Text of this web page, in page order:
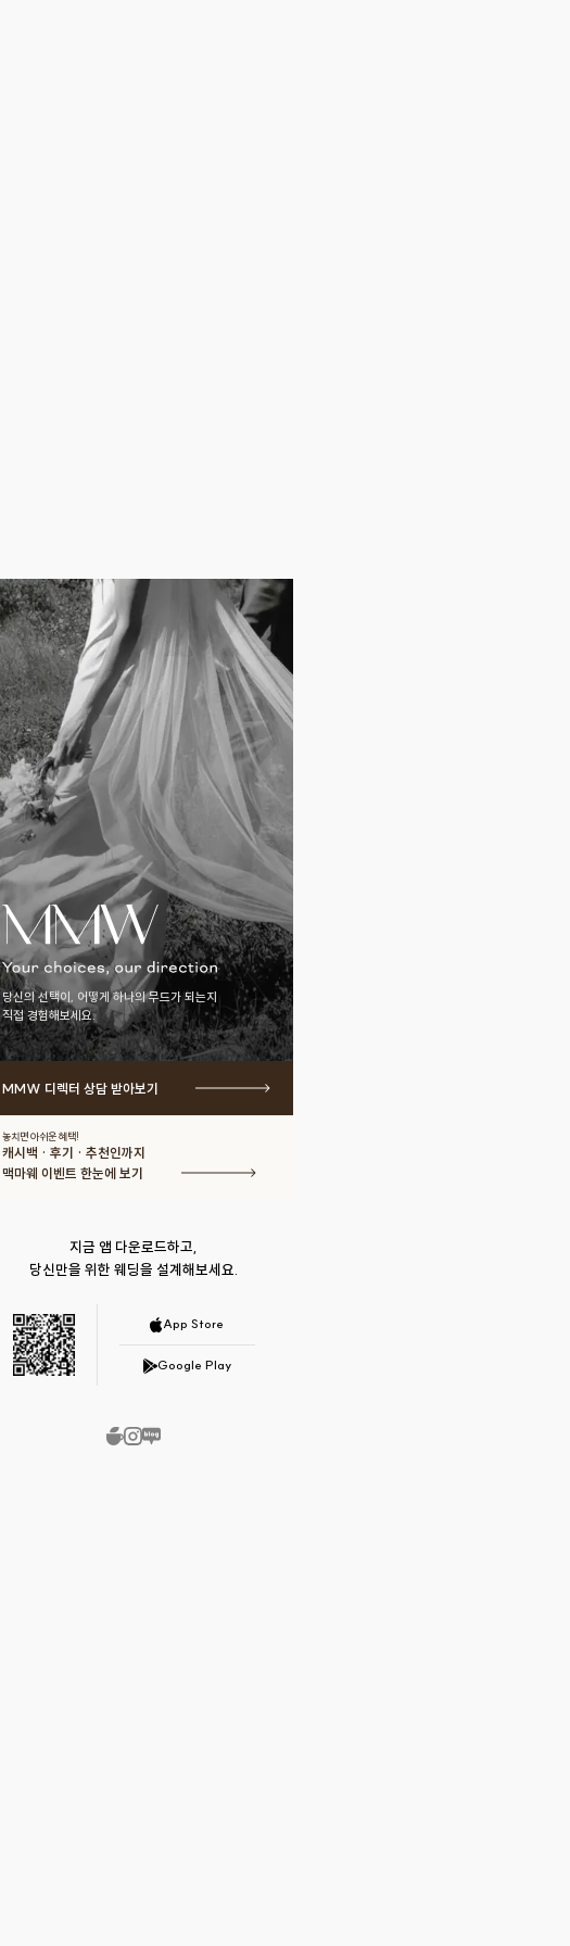
당신의 선택이, 어떻게 하나의 무드가 되는지
직접 경험해보세요.
MMW 디렉터 상담 받아보기
놓치면 아쉬운 혜택!
캐시백 · 후기 · 추천인까지
맥마웨 이벤트 한눈에 보기
지금 앱 다운로드하고,
당신만을 위한 웨딩을 설계해보세요.
App Store
Google Play